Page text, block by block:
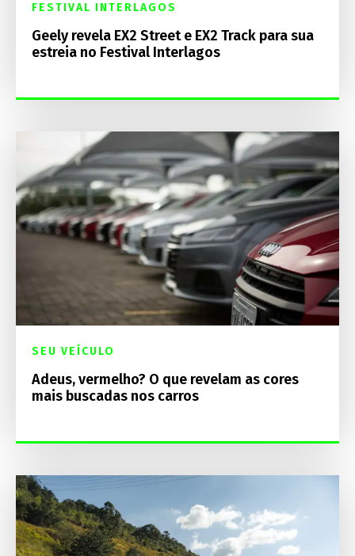
FESTIVAL INTERLAGOS
Geely revela EX2 Street e EX2 Track para sua
estreia no Festival Interlagos
SEU VEÍCULO
Adeus, vermelho? O que revelam as cores
mais buscadas nos carros